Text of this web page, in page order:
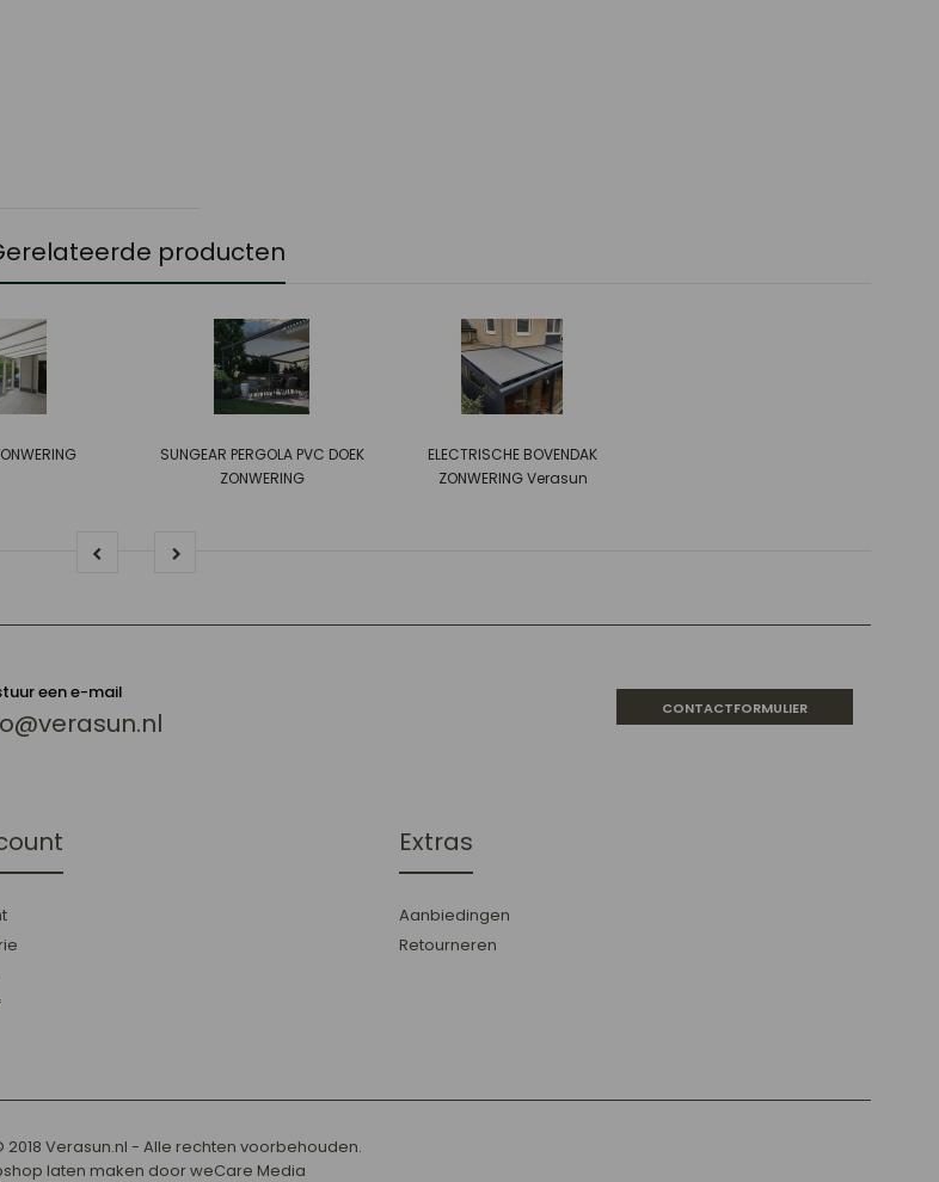
producten
SUNGEAR PERGOLA PVC DOEK
ZONWERING
ELECTRISCHE BOVENDAK
ZONWERING Verasun
een e-mail
CONTACTFORMULIER
Extras
Aanbiedingen
Retourneren
2018 Verasun.nl - Alle rechten voorbehouden.
laten maken door weCare Media